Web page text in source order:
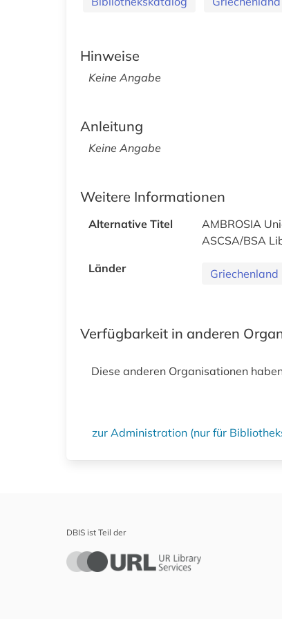
Hinweise
Keine Angabe
Anleitung
Keine Angabe
Weitere Informationen
Alternative Titel
AMBROSIA
ASCSA/BSA
Länder
Griechenland
Verfügbarkeit in anderen
Diese anderen Organisationen
zur Administration (nur für
DBIS ist Teil der